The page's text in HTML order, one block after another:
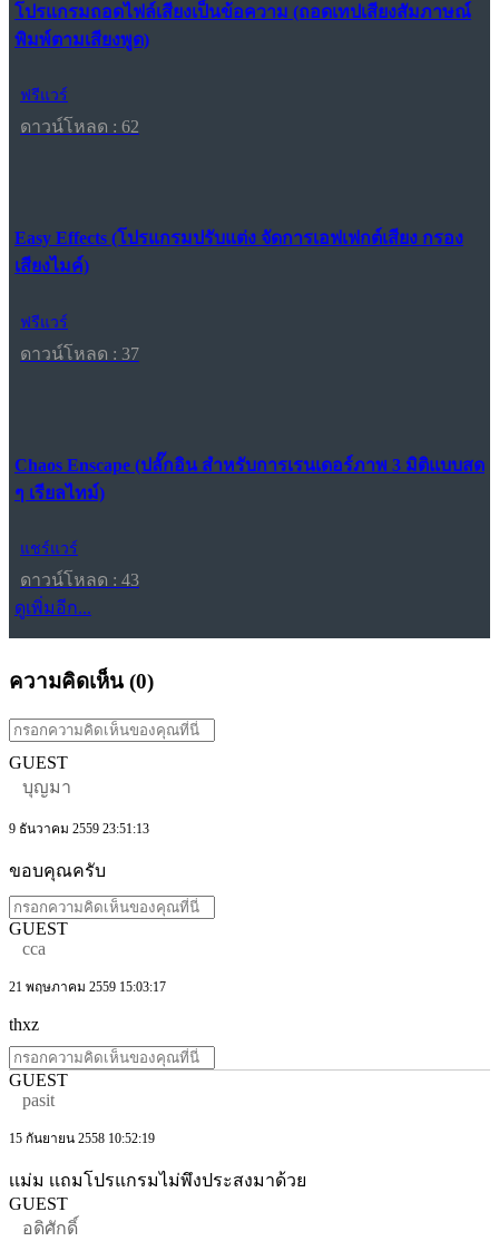
โปรแกรมถอดไฟล์เสียงเป็นข้อความ (ถอดเทปเสียงสัมภาษณ์
พิมพ์ตามเสียงพูด)
ฟรีแวร์
ดาวน์โหลด : 62
Easy Effects (โปรแกรมปรับแต่ง จัดการเอฟเฟกต์เสียง กรอง
เสียงไมค์)
ฟรีแวร์
ดาวน์โหลด : 37
Chaos Enscape (ปลั๊กอิน สำหรับการเรนเดอร์ภาพ 3 มิติแบบสด
ๆ เรียลไทม์)
แชร์แวร์
ดาวน์โหลด : 43
ดูเพิ่มอีก...
ความคิดเห็น (0)
GUEST
บุญมา
9 ธันวาคม 2559 23:51:13
ขอบคุณครับ
GUEST
cca
21 พฤษภาคม 2559 15:03:17
thxz
GUEST
pasit
15 กันยายน 2558 10:52:19
เเม่ม เเถมโปรแกรมไม่พึงประสงมาด้วย
GUEST
อดิศักดิ์